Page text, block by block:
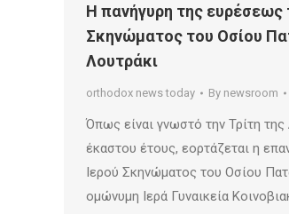
Η πανήγυρη της ευρέσεως
Σκηνώματος του Οσίου
Λουτράκι
orthodox news today By newsroom
Όπως είναι γνωστό την Τρίτη της
έκαστου έτους, εορτάζεται η
Ιερού Σκηνώματος του Οσίου
ομώνυμη Ιερά Γυναικεία